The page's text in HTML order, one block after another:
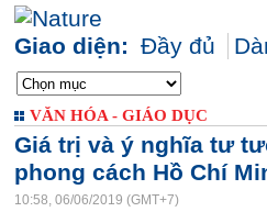
Giao diện: Đầy đủ
VĂN HÓA - GIÁO DỤC
Giá trị và ý nghĩa tư
phong cách Hồ Chí
10:58, 06/06/2019 (GMT+7)